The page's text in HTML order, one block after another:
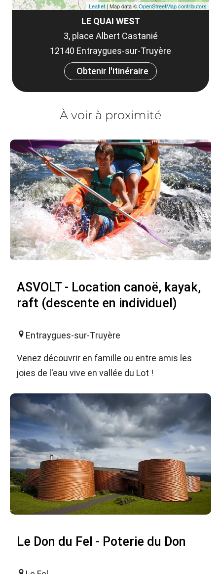
LE QUAI WEST
3, place Albert Castanié
12140 Entraygues-sur-Truyère
Obtenir l'itinéraire
Leaflet | Map data ©OpenStreetMap contributors
À voir à proximité
ASVOLT - Location canoë, kayak,
raft (descente en individuel)
Entraygues-sur-Truyère
Venez découvrir en famille ou entre amis les
joies de l'eau vive en vallée du Lot !
Le Don du Fel - Poterie du Don